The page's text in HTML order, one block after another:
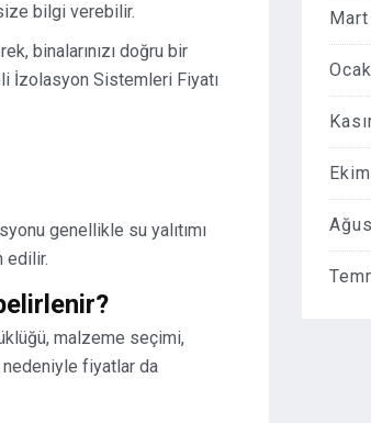
bilgi verebilir.
binalarınızı doğru bir
İzolasyon Sistemleri Fiyatı
genellikle su yalıtımı
edilir.
malzeme seçimi,
fiyatlar da